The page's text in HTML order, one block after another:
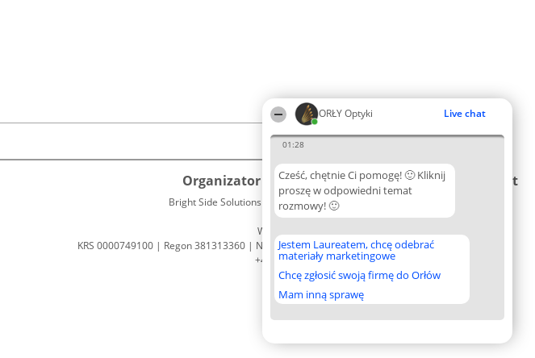
ORŁY Optyki Live chat
01:28
Cześć, chętnie Ci pomogę! 🙂 Kliknij
proszę w odpowiedni temat
rozmowy! 🙂
Jestem Laureatem, chcę odebrać
materiały marketingowe
Chcę zgłosić swoją firmę do Orłów
Mam inną sprawę
Organizator plebiscytu
Bright Side Solutions sp. z o. o. sp. k.
ul. Ruska 22
Wrocław 50-079
KRS 0000749100 | Regon 381313360 | NIP 8943132676
+48 508 492 400
Plebiscyt
Lista
Laureatów
Zasady
Regulamin
Prywatności
Kontakt